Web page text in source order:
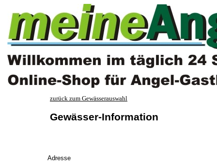
zurück zum Gewässerauswahl
Gewässer-Information
Adresse